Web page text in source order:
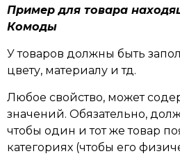
Пример для товара
Комоды
У товаров должны быть
цвету, материалу и тд.
Любое свойство, может
значений. Обязательно,
чтобы один и тот же товар
категориях (чтобы его